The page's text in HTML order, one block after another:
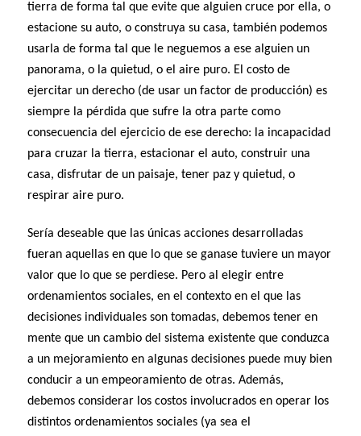
tierra de forma tal que evite que alguien cruce por ella, o
estacione su auto, o construya su casa, también podemos
usarla de forma tal que le neguemos a ese alguien un
panorama, o la quietud, o el aire puro. El costo de
ejercitar un derecho (de usar un factor de producción) es
siempre la pérdida que sufre la otra parte como
consecuencia del ejercicio de ese derecho: la incapacidad
para cruzar la tierra, estacionar el auto, construir una
casa, disfrutar de un paisaje, tener paz y quietud, o
respirar aire puro.
Sería deseable que las únicas acciones desarrolladas
fueran aquellas en que lo que se ganase tuviere un mayor
valor que lo que se perdiese. Pero al elegir entre
ordenamientos sociales, en el contexto en el que las
decisiones individuales son tomadas, debemos tener en
mente que un cambio del sistema existente que conduzca
a un mejoramiento en algunas decisiones puede muy bien
conducir a un empeoramiento de otras. Además,
debemos considerar los costos involucrados en operar los
distintos ordenamientos sociales (ya sea el